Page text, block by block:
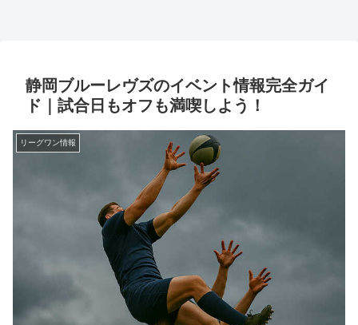
静岡ブルーレヴズのイベント情報完全ガイ
ド｜試合日もオフも満喫しよう！
リーグワン情報